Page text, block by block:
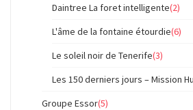
Daintree La foret intelligente(2)
L'âme de la fontaine étourdie(6)
Le soleil noir de Tenerife(3)
Les 150 derniers jours – Mission
Groupe Essor(5)